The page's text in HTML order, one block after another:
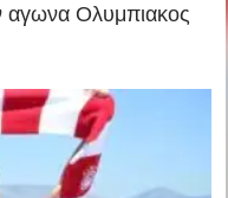
αγωνα Ολυμπιακος